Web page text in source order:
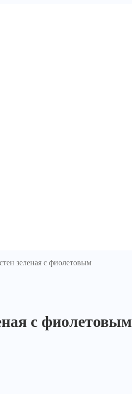
зеленая с фиолетовым
с фиолетовым